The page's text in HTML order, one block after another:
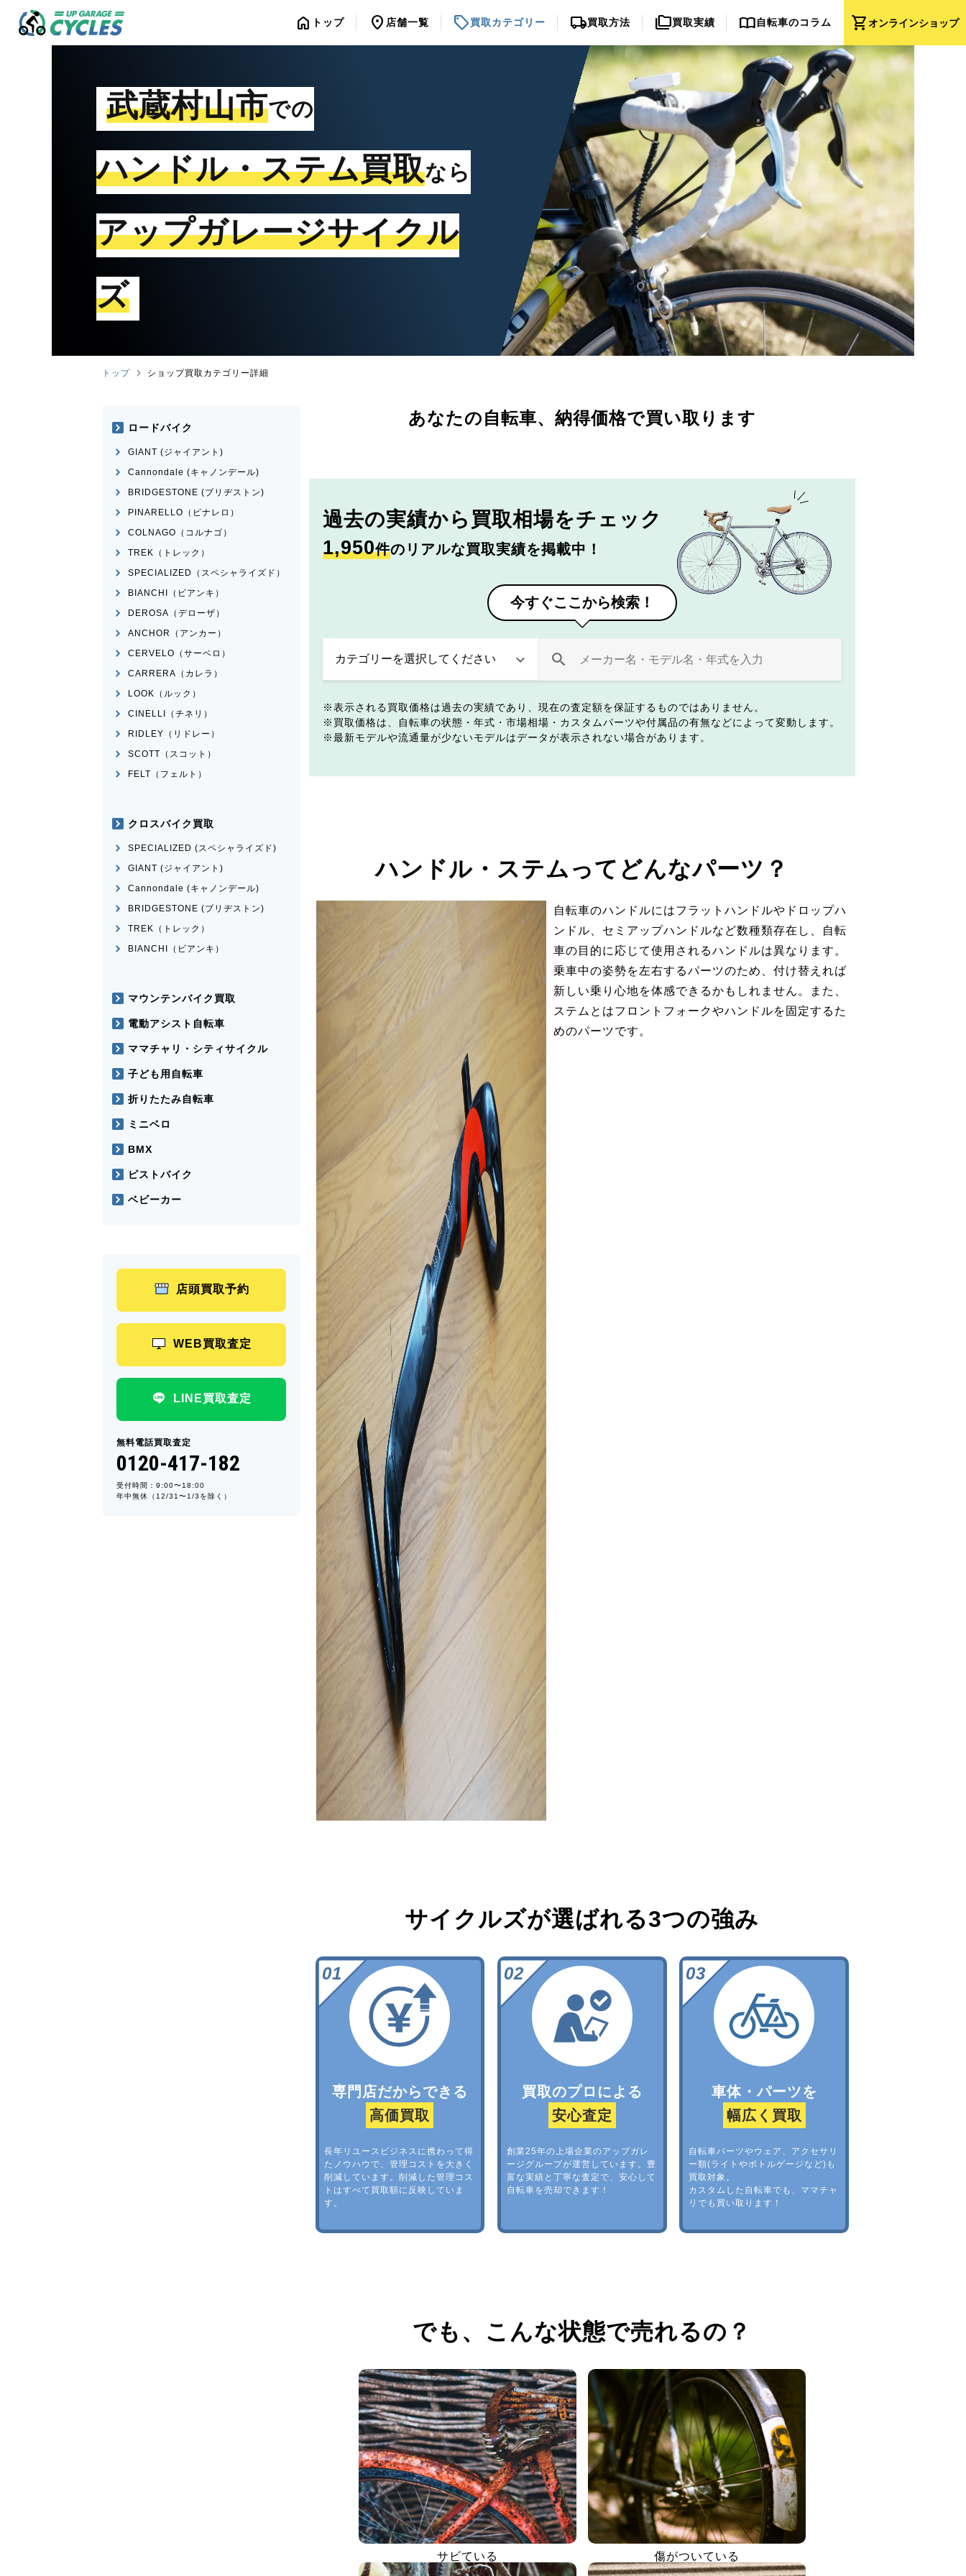
shopping_cartオンラインショップ
home トップ location_on 店舗一覧 sell買取カテゴリー local_shipping買取方法 folder_copy買取実績 import_contacts自転車のコラム
武蔵村山市での
ハンドル・ステム買取なら
アップガレージサイクル
ズ
トップ ショップ買取カテゴリー詳細
あなたの自転車、 納得価格で買い取ります
過去の実績から 買取相場をチェック
1,950件のリアルな買取実績を掲載中！
今すぐここから検索！
表示される買取価格は過去の実績であり、現在の査定額を保証するものではありません。
買取価格は、自転車の状態・年式・市場相場・カスタムパーツや付属品の有無などによって変動します。
最新モデルや流通量が少ないモデルはデータが表示されない場合があります。
ハンドル・ステムってどんなパーツ？
自転車のハンドルにはフラットハンドルやドロップハ
ンドル、セミアップハンドルなど数種類存在し、自転
車の目的に応じて使用されるハンドルは異なります。
乗車中の姿勢を左右するパーツのため、付け替えれば
新しい乗り心地を体感できるかもしれません。また、
ステムとはフロントフォークやハンドルを固定するた
めのパーツです。
サイクルズが選ばれる3つの強み
専門店だからできる
高価買取
長年リユースビジネスに携わって得
たノウハウで、管理コストを大きく
削減しています。削減した管理コス
トはすべて買取額に反映していま
す。
買取のプロによる
安心査定
創業25年の上場企業のアップガレ
ージグループが運営しています。豊
富な実績と丁寧な査定で、安心して
自転車を売却できます！
車体・パーツを
幅広く買取
自転車パーツやウェア、アクセサリ
ー類(ライトやボトルゲージなど)も
買取対象。
カスタムした自転車でも、ママチャ
リでも買い取ります！
でも、 こんな状態で売れるの？
サビている 傷がついている
ロードバイク
GIANT (ジャイアント)
Cannondale (キャノンデール)
BRIDGESTONE (ブリヂストン)
PINARELLO（ピナレロ）
COLNAGO（コルナゴ）
TREK（トレック）
SPECIALIZED（スペシャライズド）
BIANCHI（ビアンキ）
DEROSA（デローザ）
ANCHOR（アンカー）
CERVELO（サーベロ）
CARRERA（カレラ）
LOOK（ルック）
CINELLI（チネリ）
RIDLEY（リドレー）
SCOTT（スコット）
FELT（フェルト）
クロスバイク買取
SPECIALIZED (スペシャライズド)
GIANT (ジャイアント)
Cannondale (キャノンデール)
BRIDGESTONE (ブリヂストン)
TREK（トレック）
BIANCHI（ビアンキ）
マウンテンバイク買取
電動アシスト自転車
ママチャリ・シティサイクル
子ども用自転車
折りたたみ自転車
ミニベロ
BMX
ピストバイク
ベビーカー
店頭買取予約
WEB買取査定
LINE買取査定
無料電話買取査定
0120-417-182
受付時間：9:00〜18:00
年中無休（12/31〜1/3を除く）